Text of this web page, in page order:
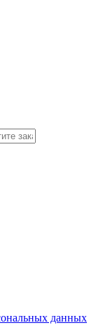
данных